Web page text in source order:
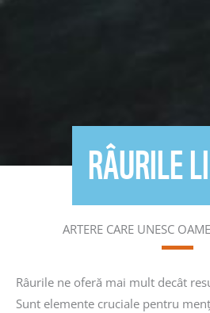
RÂURILE
ARTERE CARE UNESC
Râurile ne oferă mai mult decât
Sunt elemente cruciale pentru